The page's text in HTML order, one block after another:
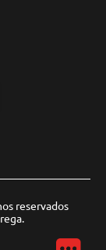
reservados